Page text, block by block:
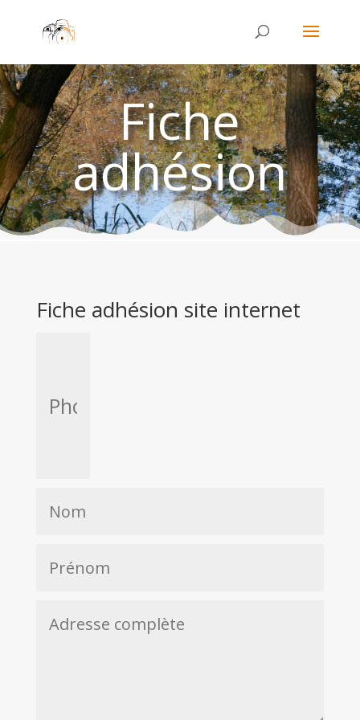
Fiche
adhésion
Fiche adhésion site internet